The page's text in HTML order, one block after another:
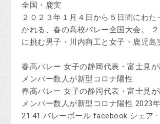
全国・鹿実
２０２３年１月４日から５日間にわた
かれる、春の高校バレー全国大会。
に挑む男子・川内商工と女子・鹿児島
春高バレー 女子の静岡代表・富士見
メンバー数人が新型コロナ陽性
春高バレー 女子の静岡代表・富士見
メンバー数人が新型コロナ陽性 2023
21:41 バレーボール facebook シェア